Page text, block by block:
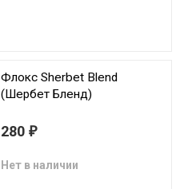
Флокс Sherbet Blend
(Шербет Бленд)
280 ₽
Нет в наличии